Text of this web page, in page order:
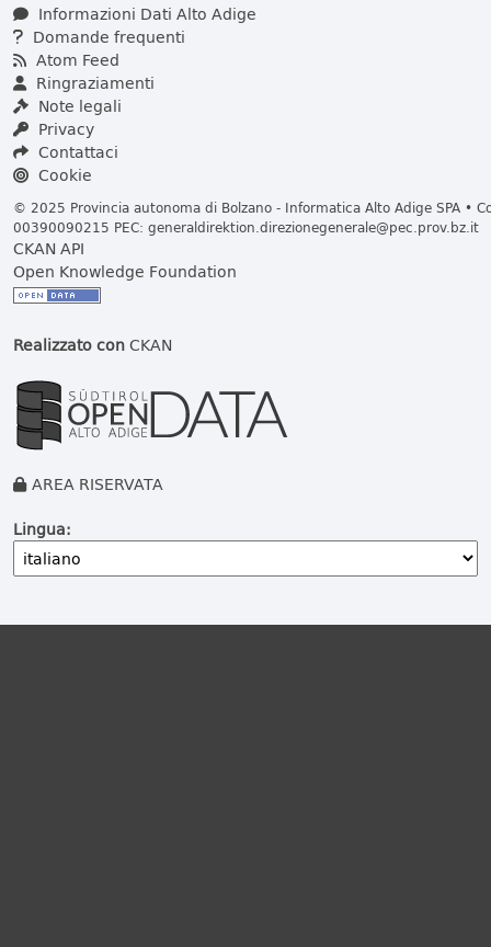
Informazioni Dati Alto Adige
Domande frequenti
Atom Feed
Ringraziamenti
Note legali
Privacy
Contattaci
Cookie
© 2025 Provincia autonoma di Bolzano - Informatica Alto Adige SPA •
00390090215 PEC: generaldirektion.direzionegenerale@pec.prov.bz.it
CKAN API
Open Knowledge Foundation
Realizzato conCKAN
AREA RISERVATA
Lingua